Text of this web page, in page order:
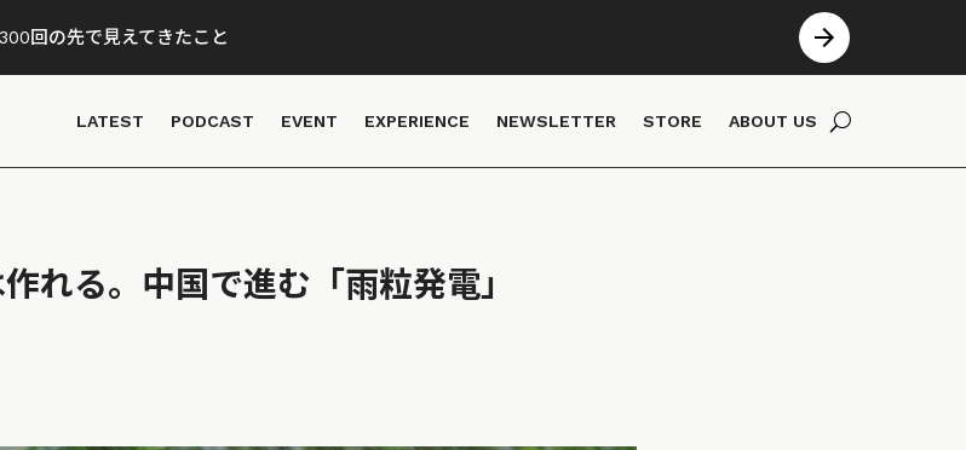
回の先で見えてきたこと
LATEST PODCAST EVENT EXPERIENCE NEWSLETTER STORE ABOUT US
れる。中国で進む「雨粒発電」